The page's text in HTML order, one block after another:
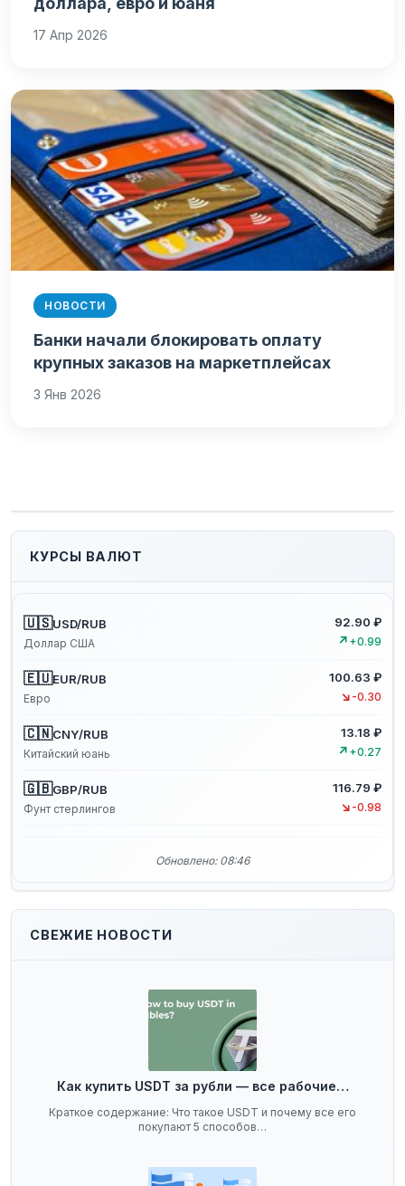
17 Апр 2026
НОВОСТИ
Банки начали блокировать оплату
крупных заказов на маркетплейсах
3 Янв 2026
КУРСЫ ВАЛЮТ
🇺🇸USD/RUB
Доллар США
92.90 ₽
↗ +0.99
🇪🇺EUR/RUB
Евро
100.63 ₽
↘ -0.30
🇨🇳CNY/RUB
Китайский юань
13.18 ₽
↗ +0.27
🇬🇧GBP/RUB
Фунт стерлингов
116.79 ₽
↘ -0.98
Обновлено: 08:46
СВЕЖИЕ НОВОСТИ
Как купить USDT за рубли — все рабочие…
Краткое содержание: Что такое USDT и почему все его
покупают 5 способов…